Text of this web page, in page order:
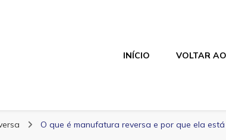
INÍCIO VOLTAR
O que é manufatura reversa e por que ela